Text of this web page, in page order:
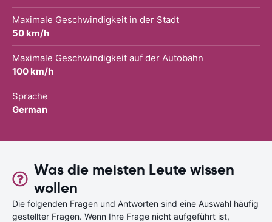
Maximale Geschwindigkeit in der Stadt
50 km/h
Maximale Geschwindigkeit auf der Autobahn
100 km/h
Sprache
German
Was die meisten Leute wissen
wollen
Die folgenden Fragen und Antworten sind eine Auswahl häufig
gestellter Fragen. Wenn Ihre Frage nicht aufgeführt ist,